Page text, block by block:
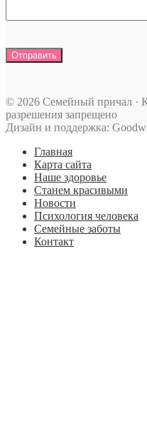
© 2026 Семейный причал ·
разрешения запрещено
Дизайн и поддержка:
Главная
Карта сайта
Наше здоровье
Станем красивыми
Новости
Психология человека
Семейные заботы
Контакт